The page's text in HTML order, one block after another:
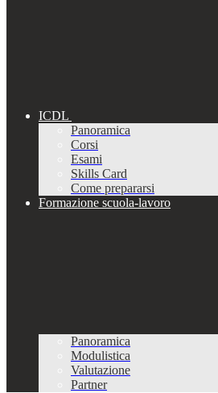
ICDL
Panoramica
Corsi
Esami
Skills Card
Come prepararsi
Formazione scuola-lavoro
Panoramica
Modulistica
Valutazione
Partner